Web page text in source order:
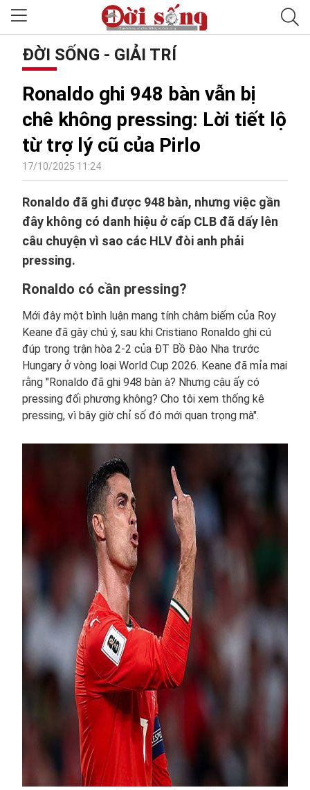
ĐỜI SỐNG - GIẢI TRÍ
Ronaldo ghi 948 bàn vẫn bị
chê không pressing: Lời tiết lộ
từ trợ lý cũ của Pirlo
17/10/2025 11:24
Ronaldo đã ghi được 948 bàn, nhưng việc gần
đây không có danh hiệu ở cấp CLB đã dấy lên
câu chuyện vì sao các HLV đòi anh phải
pressing.
Ronaldo có cần pressing?
Mới đây một bình luận mang tính châm biếm của Roy
Keane đã gây chú ý, sau khi Cristiano Ronaldo ghi cú
đúp trong trận hòa 2-2 của ĐT Bồ Đào Nha trước
Hungary ở vòng loại World Cup 2026. Keane đã mỉa mai
rằng "Ronaldo đã ghi 948 bàn à? Nhưng cậu ấy có
pressing đối phương không? Cho tôi xem thống kê
pressing, vì bây giờ chỉ số đó mới quan trọng mà".